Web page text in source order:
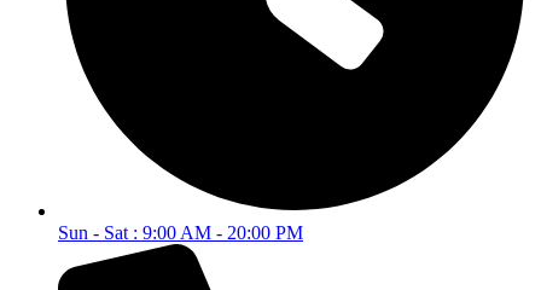
Sun - Sat : 9:00 AM - 20:00 PM